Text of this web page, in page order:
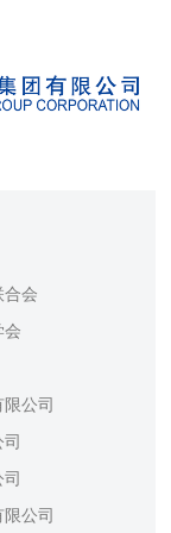
合会
会
公司
公司